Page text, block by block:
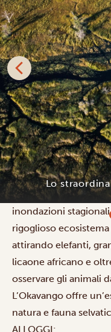
Lo
Il Delta
naturali dell’Africa e
e spettacolare delta
che si disperde nelle
inondazioni
rigoglioso
attirando elefanti,
licaone africano e
osservare gli animali
L’Okavango offre un’
natura e fauna
ALLOGGI: